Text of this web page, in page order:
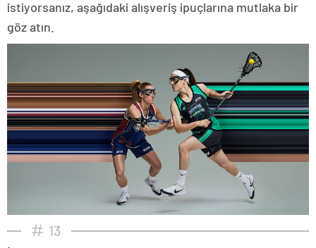
istiyorsanız, aşağıdaki alışveriş ipuçlarına mutlaka bir
göz atın.
13